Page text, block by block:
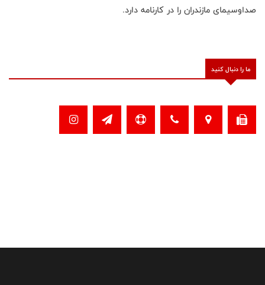
صداوسیمای مازندران را در کارنامه دارد.
ما را دنبال کنید